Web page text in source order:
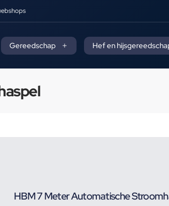
Gereedschap Hef en
HBM 7 Meter Automatische